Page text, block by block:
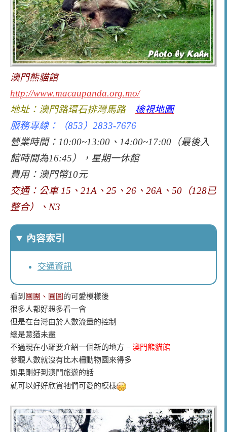
澳門熊貓館
http://www.macaupanda.org.mo/
地址： 澳門路環石排灣馬路
檢視地圖
服務專線：（853）2833-7676
營業時間： 10:00~13:00、 14:00~17:00（最後入
館時間為16:45），星期一休館
費用：澳門幣10元
交通：公車 15、21A、25、26、26A、50（128已
整合）、N3
內容索引
交通資訊
看到團團、圓圓的可愛模樣後
很多人都好想多看一會
但是在台灣由於人數流量的控制
總是意猶未盡
不過現在小羅要介紹一個新的地方 – 澳門熊貓館
參觀人數就沒有比木柵動物園來得多
如果剛好到澳門旅遊的話
就可以好好欣賞牠們可愛的模樣